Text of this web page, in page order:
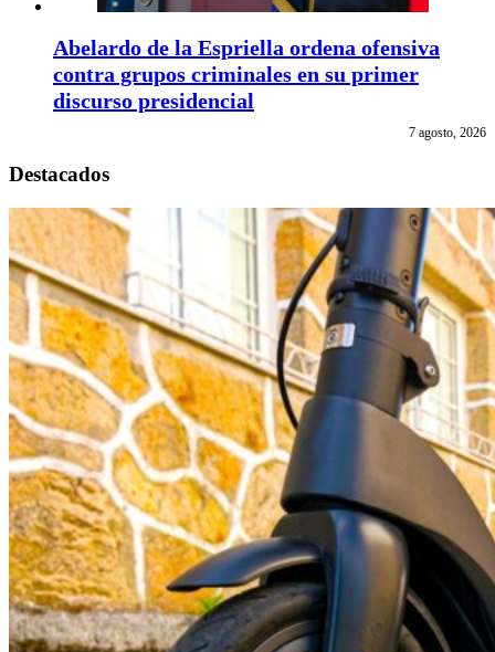
Abelardo de la Espriella ordena ofensiva
contra grupos criminales en su primer
discurso presidencial
7 agosto, 2026
Destacados